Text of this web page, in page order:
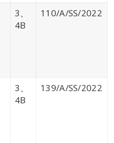
3、
4B
110/A/SS/2022
3、
4B
139/A/SS/2022